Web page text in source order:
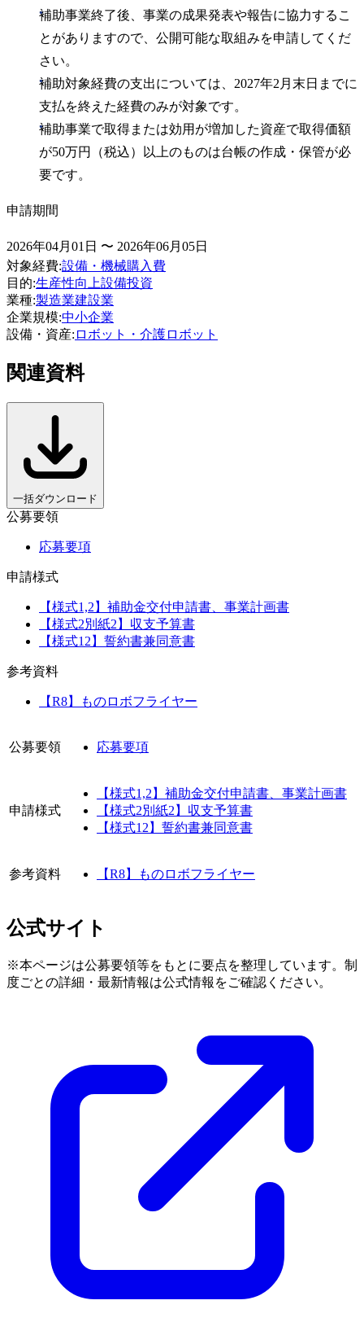
補助事業終了後、事業の成果発表や報告に協力するこ
とがありますので、公開可能な取組みを申請してくだ
さい。
補助対象経費の支出については、2027年2月末日までに
支払を終えた経費のみが対象です。
補助事業で取得または効用が増加した資産で取得価額
が50万円（税込）以上のものは台帳の作成・保管が必
要です。
申請期間
2026年04月01日 〜 2026年06月05日
対象経費:設備・機械購入費
目的:生産性向上設備投資
業種:製造業建設業
企業規模:中小企業
設備・資産: ロボット・介護ロボット
関連資料
一括ダウンロード
公募要領
応募要項
申請様式
【様式1,2】補助金交付申請書、事業計画書
【様式2別紙2】収支予算書
【様式12】誓約書兼同意書
参考資料
【R8】ものロボフライヤー
公募要領 応募要項
申請様式
【様式1,2】補助金交付申請書、事業計画書
【様式2別紙2】収支予算書
【様式12】誓約書兼同意書
参考資料 【R8】ものロボフライヤー
公式サイト
※本ページは公募要領等をもとに要点を整理しています。制
度ごとの詳細・最新情報は公式情報をご確認ください。